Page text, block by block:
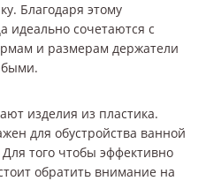
Благодаря этому
идеально сочетаются с
и размерам держатели
изделия из пластика.
для обустройства ванной
того чтобы эффективно
обратить внимание на